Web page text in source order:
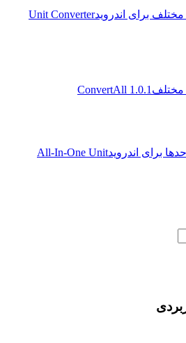
برای اندرویدUnit Converter
ConvertAll 1.0.1
اندرویدAll-In-One Unit